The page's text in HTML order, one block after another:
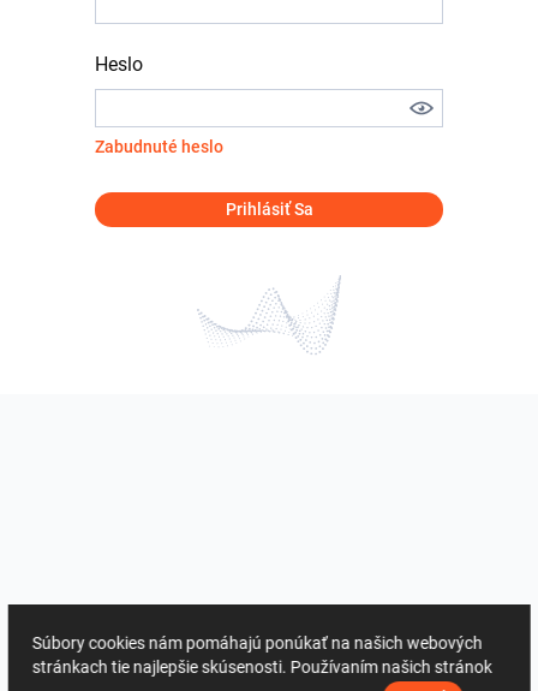
Heslo
Zabudnuté heslo
Prihlásiť Sa
Súbory cookies nám pomáhajú ponúkať na našich webových
stránkach tie najlepšie skúsenosti. Používaním našich stránok